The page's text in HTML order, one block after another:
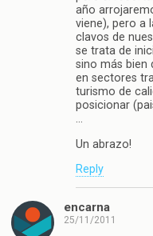
año
viene), pero a
clavos de
se trata de
sino más bien
en sectores
turismo de
posicionar
…
Un abrazo!
Reply
encarna
25/11/2011